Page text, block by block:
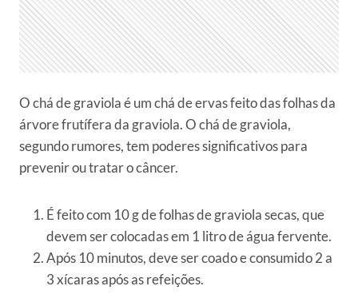
O chá de graviola é um chá de ervas feito das folhas da
árvore frutífera da graviola. O chá de graviola,
segundo rumores, tem poderes significativos para
prevenir ou tratar o câncer.
É feito com 10 g de folhas de graviola secas, que
devem ser colocadas em 1 litro de água fervente.
Após 10 minutos, deve ser coado e consumido 2 a
3 xícaras após as refeições.